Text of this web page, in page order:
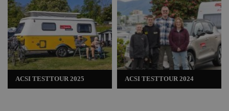
ACSI TESTTOUR 2025 ACSI TESTTOUR 2024